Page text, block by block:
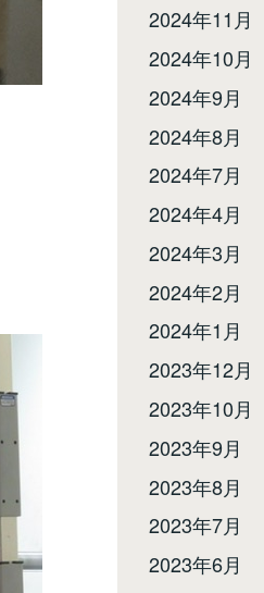
2024年11月
2024年10月
2024年9月
2024年8月
2024年7月
2024年4月
2024年3月
2024年2月
2024年1月
2023年12月
2023年10月
2023年9月
2023年8月
2023年7月
2023年6月